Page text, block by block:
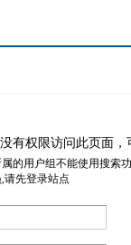
有权限访问此页面
的用户组不能使用搜索
请先登录站点